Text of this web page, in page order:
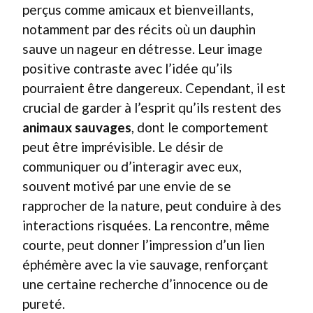
perçus comme amicaux et bienveillants,
notamment par des récits où un dauphin
sauve un nageur en détresse. Leur image
positive contraste avec l’idée qu’ils
pourraient être dangereux. Cependant, il est
crucial de garder à l’esprit qu’ils restent des
animaux sauvages , dont le comportement
peut être imprévisible. Le désir de
communiquer ou d’interagir avec eux,
souvent motivé par une envie de se
rapprocher de la nature, peut conduire à des
interactions risquées. La rencontre, même
courte, peut donner l’impression d’un lien
éphémère avec la vie sauvage, renforçant
une certaine recherche d’innocence ou de
pureté.